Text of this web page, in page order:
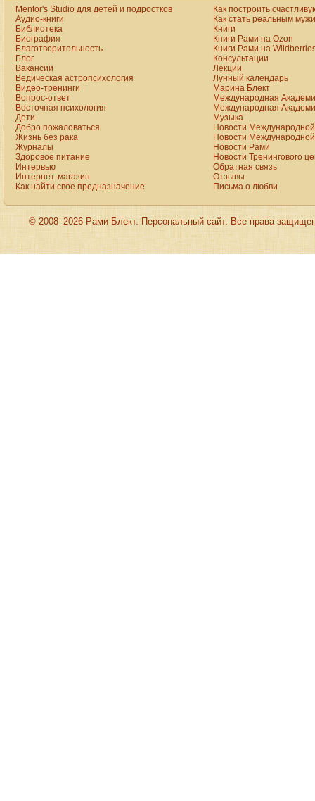
Mentor's Studio для детей и подростков
Аудио-книги
Библиотека
Биография
Благотворительность
Блог
Вакансии
Ведическая астропсихология
Видео-тренинги
Вопрос-ответ
Восточная психология
Дети
Добро пожаловаться
Жизнь без рака
Журналы
Здоровое питание
Интервью
Интернет-магазин
Как найти свое предназначение
Как построить
Как стать реальным
Книги
Книги Рами на Ozon
Книги Рами на
Консультации
Лекции
Лунный календарь
Марина Блект
Международная
Международная
Музыка
Новости
Новости
Новости Рами
Новости Тренингового
Обратная связь
Отзывы
Письма о любви
© 2008–2026 Рами Блект. Персональный сайт. Все права